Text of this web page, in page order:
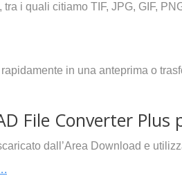
i quali citiamo TIF, JPG, GIF,
in una anteprima o
File Converter Plus
dall’Area Download e